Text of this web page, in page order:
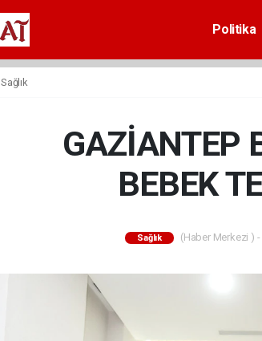
Politika
Sağlık
GAZİANTEP
BEBEK
Sağlık (Haber Merkezi )